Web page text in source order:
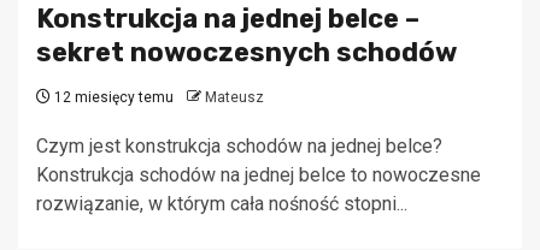
Konstrukcja na jednej belce –
sekret nowoczesnych schodów
12 miesięcy temu Mateusz
Czym jest konstrukcja schodów na jednej belce?
Konstrukcja schodów na jednej belce to nowoczesne
rozwiązanie, w którym cała nośność stopni...